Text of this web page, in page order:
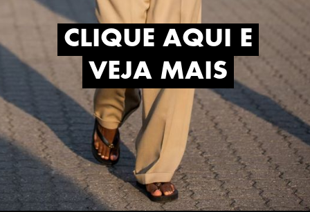
CLIQUE AQUI E
VEJA MAIS
CLIQUE AQUI E
VEJA MAIS